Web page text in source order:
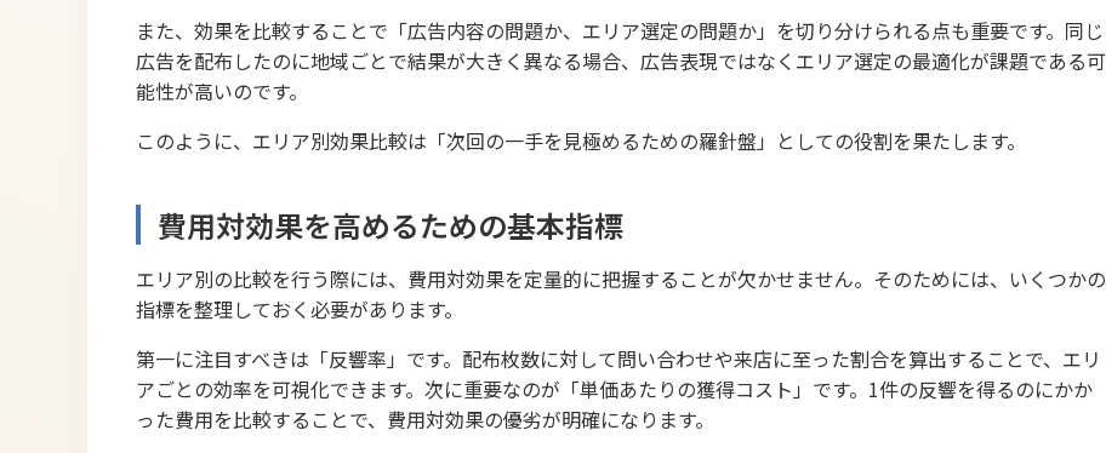
また、効果を比較することで「広告内容の問題か、エリア選定の問題か」を切り分けられる点も重要です。同じ
広告を配布したのに地域ごとで結果が大きく異なる場合、広告表現ではなくエリア選定の最適化が課題である可
能性が高いのです。
このように、エリア別効果比較は「次回の一手を見極めるための羅針盤」としての役割を果たします。
費用対効果を高めるための基本指標
エリア別の比較を行う際には、費用対効果を定量的に把握することが欠かせません。そのためには、いくつかの
指標を整理しておく必要があります。
第一に注目すべきは「反響率」です。配布枚数に対して問い合わせや来店に至った割合を算出することで、エリ
アごとの効率を可視化できます。次に重要なのが「単価あたりの獲得コスト」です。1件の反響を得るのにかか
った費用を比較することで、費用対効果の優劣が明確になります。